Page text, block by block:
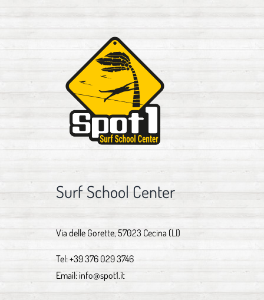
Surf School Center
Via delle Gorette, 57023 Cecina (LI)
Tel:+39 376 029 3746
Email: info@spot1.it